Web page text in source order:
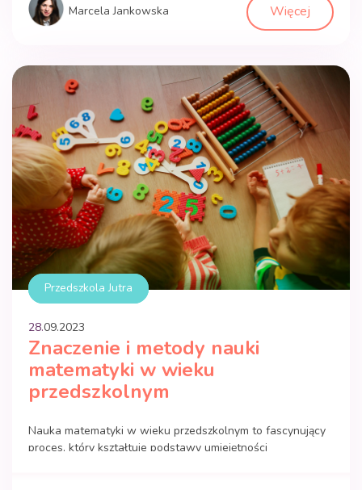
najmłodszych lat. Kształtowanie kompetencji cyfrowych już
od najmłodszych lat ma ogromne znaczenie. Dlaczego
Przygotowanie […]
Marcela Jankowska Więcej
Przedszkola Jutra
28.09.2023
Znaczenie i metody nauki
matematyki w wieku
przedszkolnym
Nauka matematyki w wieku przedszkolnym to fascynujący
proces, który kształtuje podstawy umiejętności